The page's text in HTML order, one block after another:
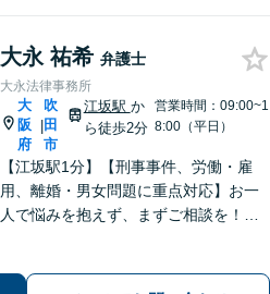
大永 祐希 弁護士
大永法律事務所
大
阪
府
|
吹
田
市
江坂駅 か
ら徒歩2分
営業時間：09:00~1
8:00（平日）
【江坂駅1分】【刑事事件、労働・雇
用、離婚・男女問題に重点対応】お一
人で悩みを抱えず、まずご相談を！き
します。当日・夜間・電話相談可能で